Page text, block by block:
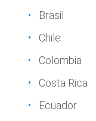
Brasil
Chile
Colombia
Costa Rica
Ecuador